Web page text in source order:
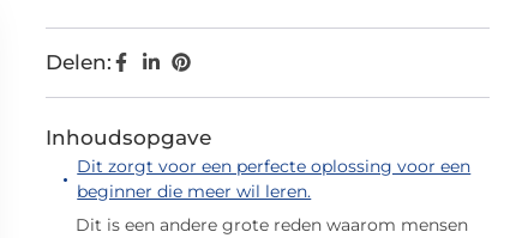
Delen:
Inhoudsopgave
Dit zorgt voor een perfecte oplossing voor een
beginner die meer wil leren.
Dit is een andere grote reden waarom mensen